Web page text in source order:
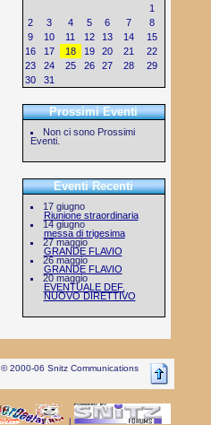
1
2
3 4 5 6 7
8
9
10 11 12 13 14
15
16
17 18 19 20 21
22
23
24 25 26 27 28
29
30
31
Prossimi Eventi
Non ci sono Prossimi
Eventi.
Eventi Recenti
17 giugno
Riunione straordinaria
14 giugno
messa di trigesima
27 maggio
GRANDE FLAVIO
26 maggio
GRANDE FLAVIO
20 maggio
EVENTUALE DEF.
NUOVO DIRETTIVO
© 2000-06 Snitz Communications
|